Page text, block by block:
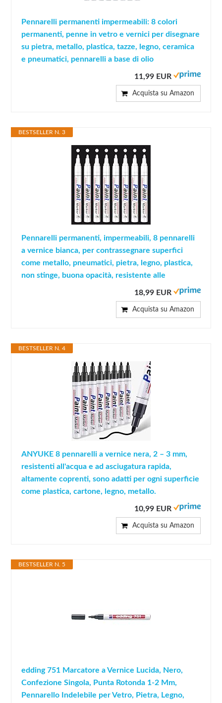
Pennarelli permanenti impermeabili: 8 colori
permanenti, penne in vetro e vernici per disegnare
su pietra, metallo, plastica, tazze, legno, ceramica
e pneumatici, pennarelli a base di olio
11,99 EUR
Acquista su Amazon
BESTSELLER N. 3
Pennarelli permanenti, impermeabili, 8 pennarelli
a vernice bianca, per contrassegnare superfici
come metallo, pneumatici, pietra, legno, plastica,
non stinge, buona opacità, resistente alle
18,99 EUR
Acquista su Amazon
BESTSELLER N. 4
ANYUKE 8 pennarelli a vernice nera, 2 – 3 mm,
resistenti all'acqua e ad asciugatura rapida,
altamente coprenti, sono adatti per ogni superficie
come plastica, cartone, legno, metallo.
10,99 EUR
Acquista su Amazon
BESTSELLER N. 5
edding 751 Marcatore a Vernice Lucida, Nero,
Confezione Singola, Punta Rotonda 1-2 Mm,
Pennarello Indelebile per Vetro, Pietra, Legno,